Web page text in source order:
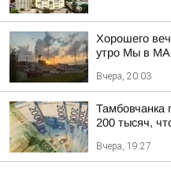
Хорошего
утро Мы в
Вчера, 20:03
200 тысяч,
Вчера, 19:27